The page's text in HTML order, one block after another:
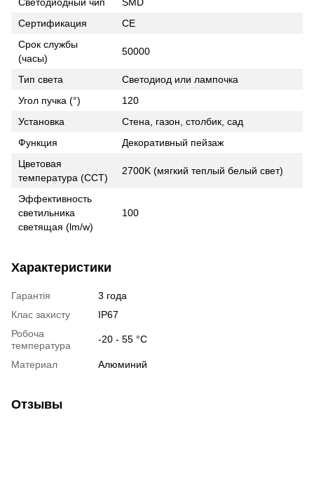
Сертификация
CE
Срок службы
(часы)
50000
Тип света
Светодиод или лампочка
Угол пучка (°)
120
Установка
Стена, газон, столбик, сад
Функция
Декоративный пейзаж
Цветовая
температура (CCT)
2700K (мягкий теплый белый свет)
Эффективность
светильника
светящая (lm/w)
100
Характеристики
Гарантія
3 года
Клас захисту
IP67
Робоча
температура
-20 - 55 °С
Материал Алюминий
Отзывы